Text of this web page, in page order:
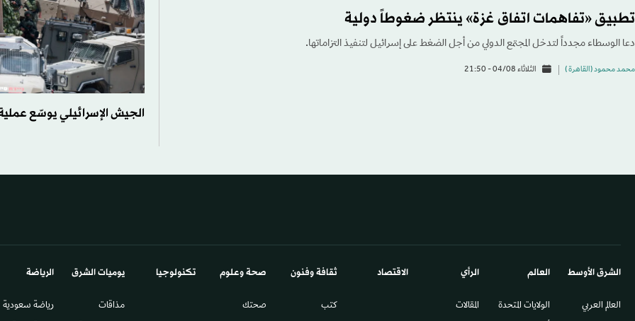
تطبيق «تفاهمات اتفاق غزة» ينتظر ضغوطاً دولية
دعا الوسطاء مجدداً لتدخل المجتمع الدولي من أجل الضغط على إسرائيل لتنفيذ التزاماتها.
محمد محمود (القاهرة ) الثلاثاء 04/08 - 21:50
الجيش الإسرائيلي يوسّع
الشرق الأوسط​
العالم العربي
العالم
الولايات المتحدة
الرأي
المقالات
الاقتصاد ثقافة وفنون
كتب
صحة وعلوم
صحتك
تكنولوجيا يوميات الشرق​
مذاقات
الرياضة
رياضة سعودية